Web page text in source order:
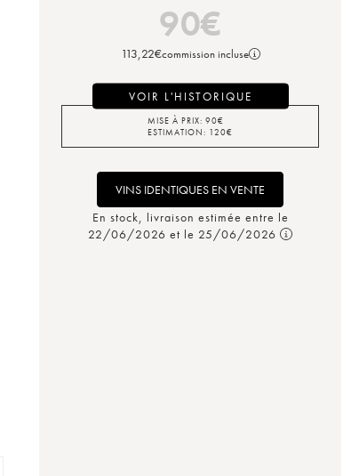
90€
113,22€commission incluse
VOIR L'HISTORIQUE
MISE À PRIX: 90€
ESTIMATION: 120€
VINS IDENTIQUES EN VENTE
En stock, livraison estimée entre le
22/06/2026 et le 25/06/2026